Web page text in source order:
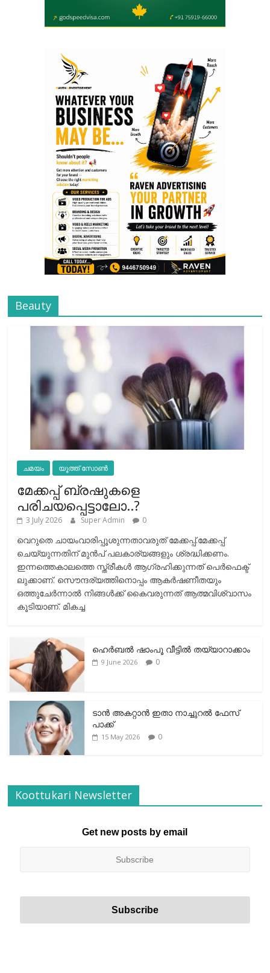
Beauty
ചമയം യൂത്ത് സോൺ
മേക്കപ്പ് ബ്രഷുകളെ
പരിചയപ്പെട്ടാലോ..?
3 July 2026 Super Admin 0
വെറുതെ ചായംവാരിപ്പൂശുന്നതാവരുത് മേക്കപ്പ്.മേക്കപ്പ്
ചെയ്യുന്നതിന് മുന്‍പ് പലകാര്യങ്ങളും ശ്രദ്ധിക്കണം.
ഇന്നത്തെകാലത്തെ സ്ത്രീകള്‍ ആഗ്രഹിക്കുന്നത് പെര്‍ഫെക്ട്
ലുക്കാണ്. സൌന്ദര്യത്തിനൊപ്പം ആകര്‍ഷണീതയും
ഒത്തുചേര്‍ന്നാല്‍ നിങ്ങള്‍ക്ക് കൈവരുന്നത് ആത്മവിശ്വാസം
കൂടിയാണ്. മികച്ച
ഹെര്‍ബല്‍ ഷാംപൂ വീട്ടില്‍ തയ്യാറാക്കാം
9 June 2026 0
ടാന്‍ അകറ്റാന്‍ ഇതാ നാച്ചുറല്‍ ഫേസ്
പാക്ക്
15 May 2026 0
Koottukari Newsletter
Get new posts by email